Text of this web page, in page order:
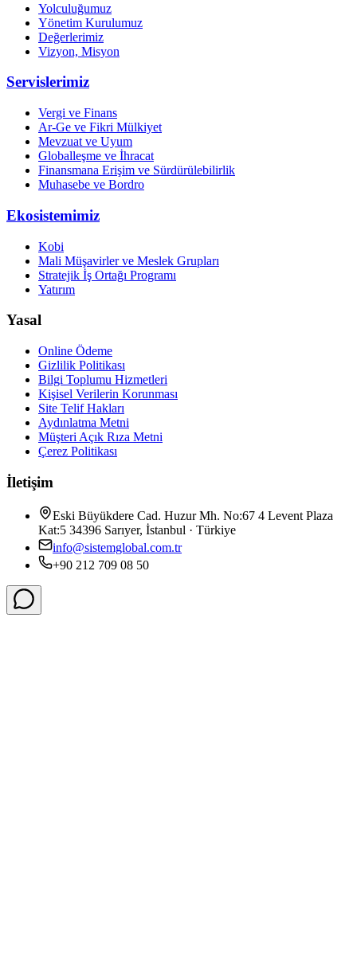
Yolculuğumuz
Yönetim Kurulumuz
Değerlerimiz
Vizyon, Misyon
Servislerimiz
Vergi ve Finans
Ar-Ge ve Fikri Mülkiyet
Mevzuat ve Uyum
Globalleşme ve İhracat
Finansmana Erişim ve Sürdürülebilirlik
Muhasebe ve Bordro
Ekosistemimiz
Kobi
Mali Müşavirler ve Meslek Grupları
Stratejik İş Ortağı Programı
Yatırım
Yasal
Online Ödeme
Gizlilik Politikası
Bilgi Toplumu Hizmetleri
Kişisel Verilerin Korunması
Site Telif Hakları
Aydınlatma Metni
Müşteri Açık Rıza Metni
Çerez Politikası
İletişim
Eski Büyükdere Cad. Huzur Mh. No:67 4 Levent Plaza
Kat:5 34396 Sarıyer, İstanbul · Türkiye
info@sistemglobal.com.tr
+90 212 709 08 50